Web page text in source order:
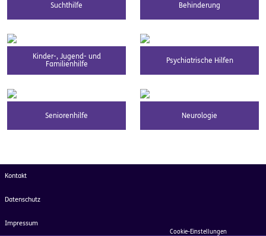
Suchthilfe Behinderung
Kinder-, Jugend- und
Familienhilfe
Psychiatrische Hilfen
Seniorenhilfe Neurologie
Kontakt
Datenschutz
Impressum
Cookie-Einstellungen